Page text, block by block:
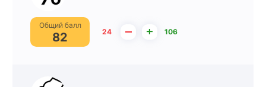
Общий балл
82 24 – + 106